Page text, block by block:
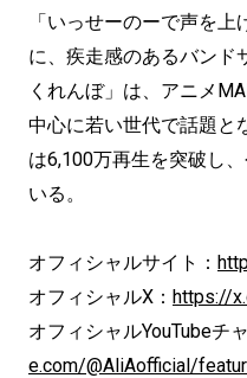
「いっせーのーで声を
に、疾走感のあるバンド
くれんぼ」は、アニメ
中心に若い世代で話題と
は6,100万再生を突破し
いる。
オフィシャルサイト：
オフィシャルX： https://
オフィシャルYouTubeチ
e.com/@AliAofficial/